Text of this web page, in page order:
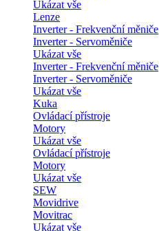
Ukázat vše
Lenze
Inverter - Frekvenční měniče
Inverter - Servoměniče
Ukázat vše
Inverter - Frekvenční měniče
Inverter - Servoměniče
Ukázat vše
Kuka
Ovládací přístroje
Motory
Ukázat vše
Ovládací přístroje
Motory
Ukázat vše
SEW
Movidrive
Movitrac
Ukázat vše